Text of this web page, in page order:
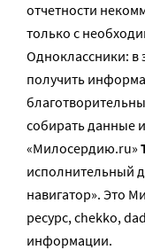
отчетности
только с
Одноклассники: в
получить
собирать данные
«Милосердию.ru»
исполнительный
навигатор». Это
ресурс, chekko,
информации.